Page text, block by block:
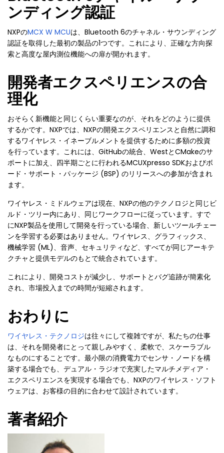
ンディング認証
NXPのMCX W MCUは、Bluetooth 6のチャネル・サウンディング
認証を取得した最初の製品の1つです。これにより、正確な方向探
索と高度な屋内測位機能への扉が開かれます。
開発者エクスペリエンスの合
理化
おそらく新機能と同じくらい重要なのが、それをどのように提供
するかです。NXPでは、NXPの開発エクスペリエンスと自然に調和
するワイヤレス・イネーブルメントを提供するために多額の投資
を行っています。これには、GitHubの統合、WestとCMakeのサ
ポートに加え、四半期ごとに行われるMCUXpresso SDKおよびボ
ード・サポート・パッケージ (BSP) のリリースへの参加が含まれ
ます。
ワイヤレス・ミドルウェアは現在、NXPの他のテクノロジと同じビ
ルド・ツリー内にあり、同じワークフローに従っています。すで
にNXP製品を使用して開発を行っている場合、新しいツールチェー
ンを学習する必要はありません。ワイヤレス、グラフィックス、
機械学習 (ML)、音声、セキュリティなど、すべてが同じアーキテ
クチャと提供モデルのもとで統合されています。
これにより、開発コストが減少し、サポートとバグ追跡が簡素化
され、市場投入までの時間が短縮されます。
おわりに
ワイヤレス・テクノロジは往々にして複雑ですが、私たちの仕事
は、それを開発者にとって親しみやすく、柔軟で、スケーラブル
なものにすることです。最小限の消費電力でセンサ・ノードを構
築する場合でも、デュアル・ラジオで充実したマルチメディア・
エクスペリエンスを実現する場合でも、NXPのワイヤレス・ソフト
ウェアは、お客様の目的に合わせて設計されています。
著者紹介